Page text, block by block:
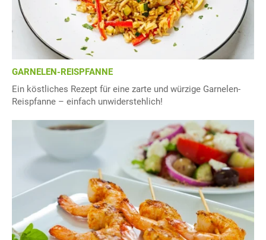
GARNELEN-REISPFANNE
Ein köstliches Rezept für eine zarte und würzige Garnelen-
Reispfanne – einfach unwiderstehlich!